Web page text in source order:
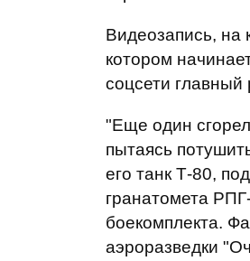
Видеозапись, на
котором
соцсети главный
"Еще один
пытаясь
его танк Т-80,
гранатомета
боекомплекта.
аэроразведки